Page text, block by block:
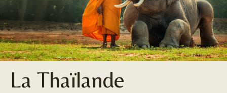
La Thaïlande